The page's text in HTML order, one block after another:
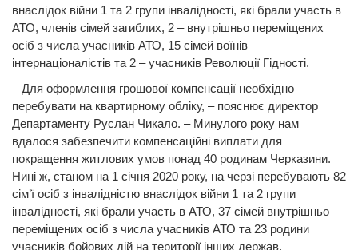
внаслідок війни 1 та 2 групи інвалідності, які брали участь в
АТО, членів сімей загиблих, 2 – внутрішньо переміщених
осіб з числа учасників АТО, 15 сімей воїнів
інтернаціоналістів та 2 – учасників Революції Гідності.
– Для оформлення грошової компенсації необхідно
перебувати на квартирному обліку, – пояснює директор
Департаменту Руслан Чикало. – Минулого року нам
вдалося забезпечити компенсаційні виплати для
покращення житлових умов понад 40 родинам Черказини.
Нині ж, станом на 1 січня 2020 року, на черзі перебувають 82
сім’ї осіб з інвалідністю внаслідок війни 1 та 2 групи
інвалідності, які брали участь в АТО, 37 сімей внутрішньо
переміщених осіб з числа учасників АТО та 23 родини
учасників бойових дій на території інших держав.